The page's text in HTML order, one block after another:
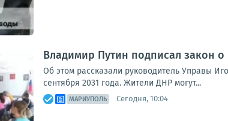
Владимир Путин подписал закон
Об этом рассказали руководитель Управы
сентября 2031 года. Жители ДНР могут...
МАРИУПОЛЬ Сегодня, 10:04